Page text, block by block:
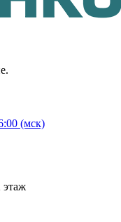
(мск)
этаж